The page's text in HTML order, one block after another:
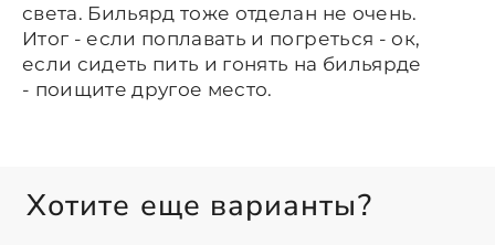
света. Бильярд тоже отделан не очень.
Итог - если поплавать и погреться - ок,
если сидеть пить и гонять на бильярде
- поищите другое место.
Хотите еще варианты?